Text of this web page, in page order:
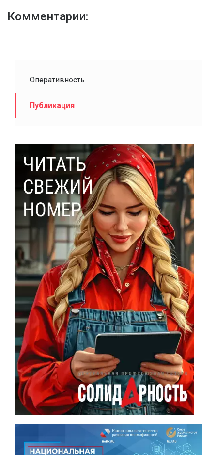
Комментарии:
Оперативность
Публикация